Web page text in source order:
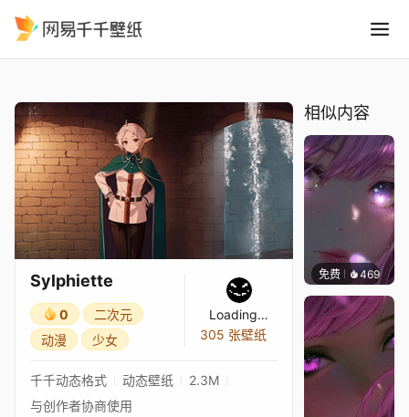
Sylphiette
0
二次元
动漫
少女
Loading…
305 张壁纸
千千动态格式 动态壁纸
2.3M
与创作者协商使用
相似内容
免费 469辰东